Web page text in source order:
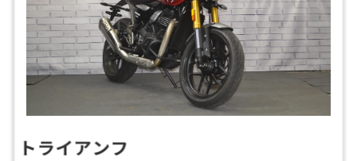
トライアンフ